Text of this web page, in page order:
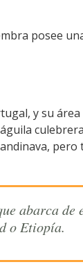
posee
y su
abarca de
o Etiopía.